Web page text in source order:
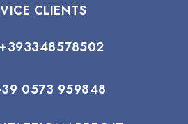
CLIENTS
+393348578502
0573 959848